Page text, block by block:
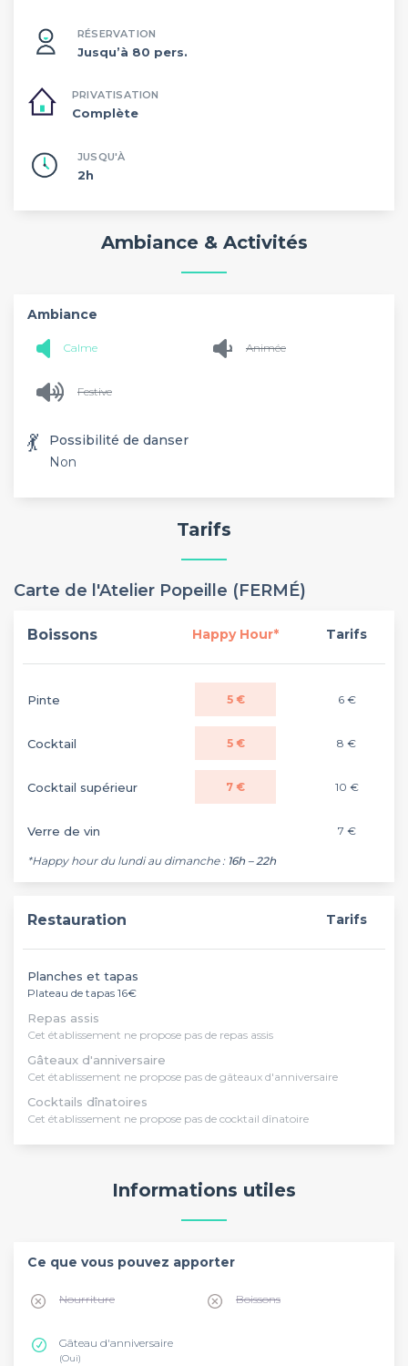
RÉSERVATION
Jusqu’à 80 pers.
PRIVATISATION
Complète
JUSQU'À
2h
Ambiance & Activités
Ambiance
Calme Animée
Festive
💃
Possibilité de danser
Non
Tarifs
Carte de l'Atelier Popeille (FERMÉ)
Boissons Happy Hour* Tarifs
Pinte 5 € 6 €
Cocktail 5 € 8 €
Cocktail supérieur 7 € 10 €
Verre de vin 7 €
*Happy hour du lundi au dimanche : 16h – 22h
Restauration Tarifs
Planches et tapas
Plateau de tapas 16€
Repas assis
Cet établissement ne propose pas de repas assis
Gâteaux d'anniversaire
Cet établissement ne propose pas de gâteaux d'anniversaire
Cocktails dînatoires
Cet établissement ne propose pas de cocktail dînatoire
Informations utiles
Ce que vous pouvez apporter
Nourriture Boissons
Gâteau d'anniversaire
(Oui)